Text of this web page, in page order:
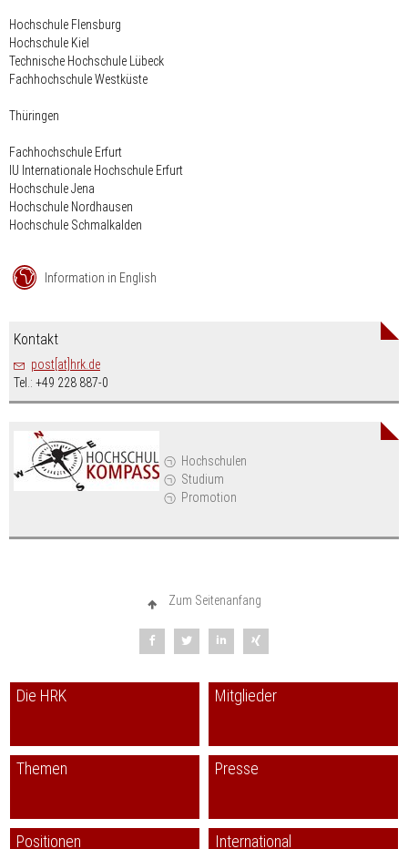
Hochschule Flensburg
Hochschule Kiel
Technische Hochschule Lübeck
Fachhochschule Westküste
Thüringen
Fachhochschule Erfurt
IU Internationale Hochschule Erfurt
Hochschule Jena
Hochschule Nordhausen
Hochschule Schmalkalden
Hochschulen
Studium
Promotion
Information in English
Kontakt
post[at]hrk.de
Tel.: +49 228 887-0
Zum Seitenanfang
Die HRK Mitglieder
Themen Presse
Positionen International